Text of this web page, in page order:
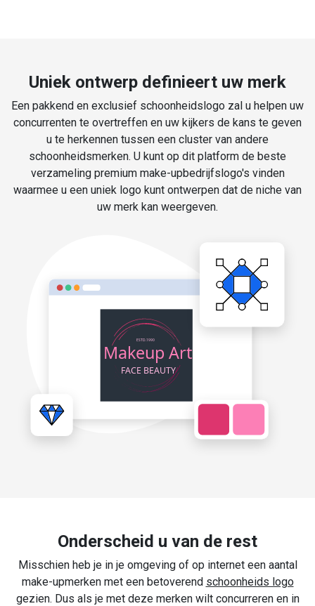
Uniek ontwerp definieert uw merk
Een pakkend en exclusief schoonheidslogo zal u helpen uw
concurrenten te overtreffen en uw kijkers de kans te geven
u te herkennen tussen een cluster van andere
schoonheidsmerken. U kunt op dit platform de beste
verzameling premium make-upbedrijfslogo's vinden
waarmee u een uniek logo kunt ontwerpen dat de niche van
uw merk kan weergeven.
Onderscheid u van de rest
Misschien heb je in je omgeving of op internet een aantal
make-upmerken met een betoverend schoonheids logo
gezien. Dus als je met deze merken wilt concurreren en in